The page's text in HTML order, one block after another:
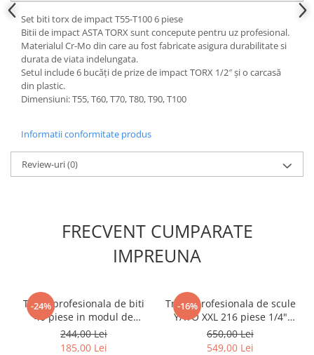
Scule fixare distributie
Alfa romeo
Audi
Bmw
Chevrolet
Chrysler
Dacia
Fiat
Ford
Mini
Nissan
Set biti torx de impact T55-T100 6 piese
Bitii de impact ASTA TORX sunt concepute pentru uz profesional.
Materialul Cr-Mo din care au fost fabricate asigura durabilitate si
durata de viata indelungata.
Setul include 6 bucăți de prize de impact TORX 1/2″ și o carcasă
din plastic.
Dimensiuni: T55, T60, T70, T80, T90, T100
Informatii conformitate produs
Review-uri(0)
FRECVENT CUMPARATE
IMPREUNA
-24%
Trusa profesionala de biti
40 piese in modul de
spuma
244,00 Lei
185,00 Lei
-16%
Trusa profesionala de scule
YATO XXL 216 piese 1/4"
3/8" 1/2"
650,00 Lei
549,00 Lei